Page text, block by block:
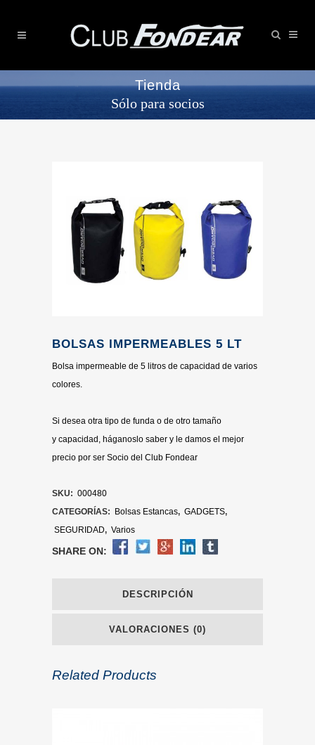
Tienda
Sólo para socios
BOLSAS IMPERMEABLES 5 LT
Bolsa impermeable de 5 litros de capacidad de varios
colores.
Si desea otra tipo de funda o de otro tamaño
y capacidad, háganoslo saber y le damos el mejor
precio por ser Socio del Club Fondear
SKU: 000480
CATEGORÍAS:
Bolsas Estancas, GADGETS,
SEGURIDAD, Varios
SHARE ON:
DESCRIPCIÓN
VALORACIONES (0)
Related Products